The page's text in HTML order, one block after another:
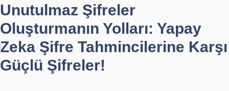
Unutulmaz Şifreler
Oluşturmanın Yolları: Yapay
Zeka Şifre Tahmincilerine Karşı
Güçlü Şifreler!